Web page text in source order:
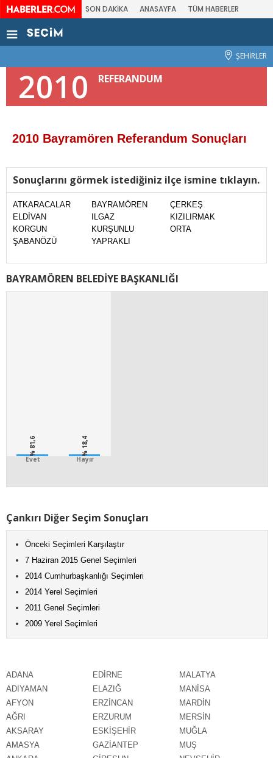
SON DAKİKA ANASAYFA TÜM HABERLER
ŞEHİRLER
2010 REFERANDUM
2010 Bayramören Referandum Sonuçları
ADANA
ADIYAMAN
AFYON
AĞRI
AKSARAY
AMASYA
EDİRNE
ELAZIĞ
ERZİNCAN
ERZURUM
ESKİŞEHİR
GAZİANTEP
MALATYA
MANİSA
MARDİN
MERSİN
MUĞLA
MUŞ
Sonuçlarını görmek istediğiniz ilçe ismine tıklayın.
ATKARACALAR BAYRAMÖREN
ÇERKEŞ
ELDİVAN
ILGAZ
KIZILIRMAK
KORGUN
KURŞUNLU
ORTA
ŞABANÖZÜ
YAPRAKLI
BAYRAMÖREN BELEDİYE BAŞKANLIĞI
% 81,6
Evet
% 18,4
Hayır
Çankırı Diğer Seçim Sonuçları
Önceki Seçimleri Karşılaştır
7 Haziran 2015 Genel Seçimleri
2014 Cumhurbaşkanlığı Seçimleri
2014 Yerel Seçimleri
2011 Genel Seçimleri
2009 Yerel Seçimleri